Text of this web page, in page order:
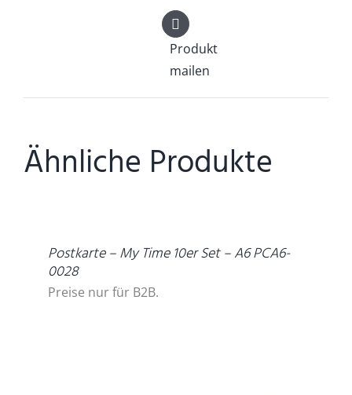
Produkt
mailen
Ähnliche Produkte
Postkarte – My Time 10er Set – A6 PCA6-
0028
Preise nur für B2B.